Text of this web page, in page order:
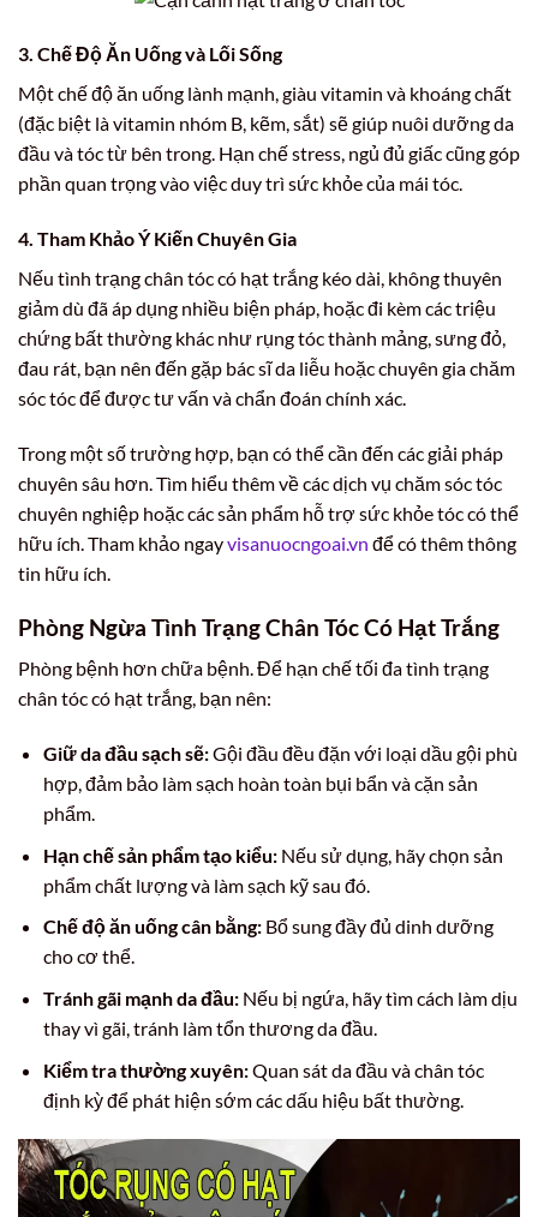
3. Chế Độ Ăn Uống và Lối Sống
Một chế độ ăn uống lành mạnh, giàu vitamin và khoáng chất
(đặc biệt là vitamin nhóm B, kẽm, sắt) sẽ giúp nuôi dưỡng da
đầu và tóc từ bên trong. Hạn chế stress, ngủ đủ giấc cũng góp
phần quan trọng vào việc duy trì sức khỏe của mái tóc.
4. Tham Khảo Ý Kiến Chuyên Gia
Nếu tình trạng chân tóc có hạt trắng kéo dài, không thuyên
giảm dù đã áp dụng nhiều biện pháp, hoặc đi kèm các triệu
chứng bất thường khác như rụng tóc thành mảng, sưng đỏ,
đau rát, bạn nên đến gặp bác sĩ da liễu hoặc chuyên gia chăm
sóc tóc để được tư vấn và chẩn đoán chính xác.
Trong một số trường hợp, bạn có thể cần đến các giải pháp
chuyên sâu hơn. Tìm hiểu thêm về các dịch vụ chăm sóc tóc
chuyên nghiệp hoặc các sản phẩm hỗ trợ sức khỏe tóc có thể
hữu ích. Tham khảo ngayvisanuocngoai.vn để có thêm thông
tin hữu ích.
Phòng Ngừa Tình Trạng Chân Tóc Có Hạt Trắng
Phòng bệnh hơn chữa bệnh. Để hạn chế tối đa tình trạng
chân tóc có hạt trắng, bạn nên:
Giữ da đầu sạch sẽ:Gội đầu đều đặn với loại dầu gội phù
hợp, đảm bảo làm sạch hoàn toàn bụi bẩn và cặn sản
phẩm.
Hạn chế sản phẩm tạo kiểu:Nếu sử dụng, hãy chọn sản
phẩm chất lượng và làm sạch kỹ sau đó.
Chế độ ăn uống cân bằng:Bổ sung đầy đủ dinh dưỡng
cho cơ thể.
Tránh gãi mạnh da đầu:Nếu bị ngứa, hãy tìm cách làm dịu
thay vì gãi, tránh làm tổn thương da đầu.
Kiểm tra thường xuyên:Quan sát da đầu và chân tóc
định kỳ để phát hiện sớm các dấu hiệu bất thường.